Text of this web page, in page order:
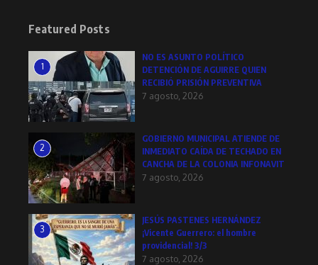
Featured Posts
1
NO ES ASUNTO POLÍTICO
DETENCIÓN DE AGUIRRE QUIEN
RECIBIÓ PRISIÓN PREVENTIVA
7 agosto, 2026
2
GOBIERNO MUNICIPAL ATIENDE DE
INMEDIATO CAÍDA DE TECHADO EN
CANCHA DE LA COLONIA INFONAVIT
7 agosto, 2026
3
JESÚS PASTENES HERNÁNDEZ
¡Vicente Guerrero: el hombre
providencial! 3/3
7 agosto, 2026